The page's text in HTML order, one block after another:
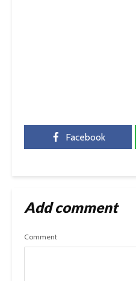
Facebook
Add comment
Comment